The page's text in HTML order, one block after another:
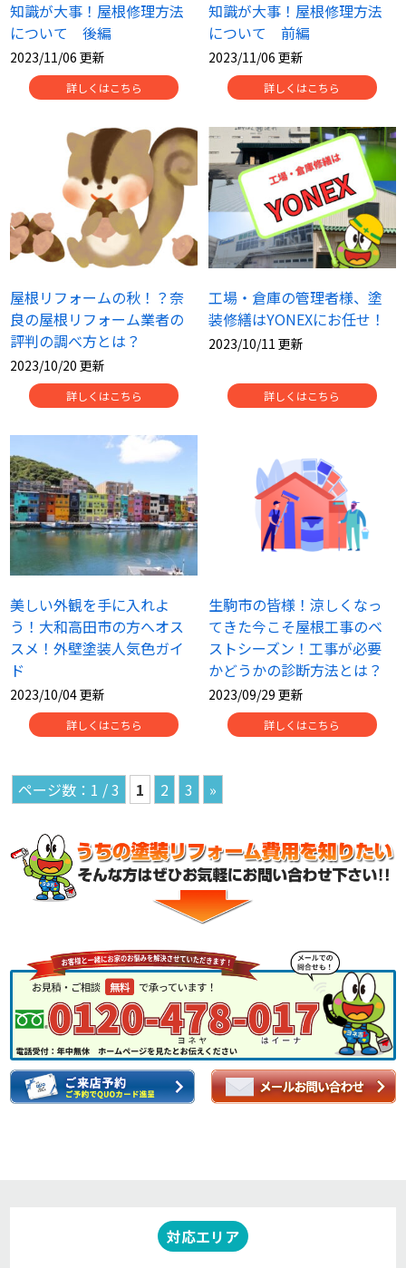
知識が大事！屋根修理方法
について 後編
2023/11/06 更新
詳しくはこちら
知識が大事！屋根修理方法
について 前編
2023/11/06 更新
詳しくはこちら
屋根リフォームの秋！？奈
良の屋根リフォーム業者の
評判の調べ方とは？
2023/10/20 更新
詳しくはこちら
工場・倉庫の管理者様、塗
装修繕はYONEXにお任せ！
2023/10/11 更新
詳しくはこちら
美しい外観を手に入れよ
う！大和高田市の方へオス
スメ！外壁塗装人気色ガイ
ド
2023/10/04 更新
詳しくはこちら
生駒市の皆様！涼しくなっ
てきた今こそ屋根工事のベ
ストシーズン！工事が必要
かどうかの診断方法とは？
2023/09/29 更新
詳しくはこちら
1 / 3 1 2 3 »
対応エリア